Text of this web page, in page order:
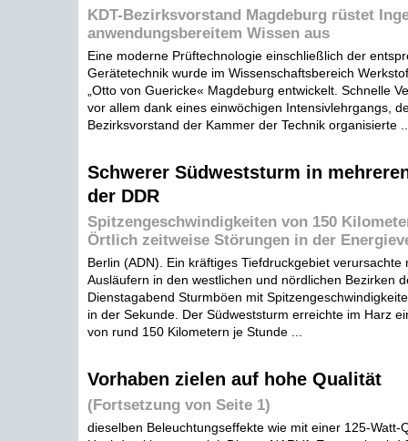
KDT-Bezirksvorstand Magdeburg rüstet
anwendungsbereitem Wissen aus
Eine moderne Prüftechnologie einschließlich der
Gerätetechnik wurde im Wissenschaftsbereich
„Otto von Guericke« Magdeburg entwickelt. Schnelle
vor allem dank eines einwöchigen Intensivlehrgangs,
Bezirksvorstand der Kammer der Technik organisierte
Schwerer Südweststurm in
der DDR
Spitzengeschwindigkeiten von 150
Örtlich zeitweise Störungen in der
Berlin (ADN). Ein kräftiges Tiefdruckgebiet verursachte
Ausläufern in den westlichen und nördlichen Bezirken
Dienstagabend Sturmböen mit
in der Sekunde. Der Südweststurm erreichte im Harz
von rund 150 Kilometern je Stunde ...
Vorhaben zielen auf hohe Qualität
(Fortsetzung von Seite 1)
dieselben Beleuchtungseffekte wie mit einer 125-Watt-